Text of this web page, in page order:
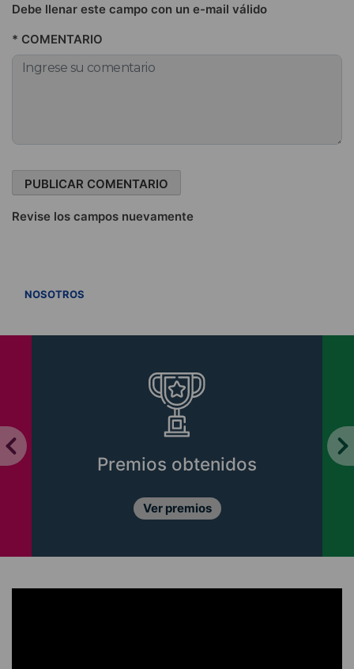
Debe llenar este campo con un e-mail válido
* COMENTARIO
Revise los campos nuevamente
NOSOTROS
Premios obtenidos
Ver premios